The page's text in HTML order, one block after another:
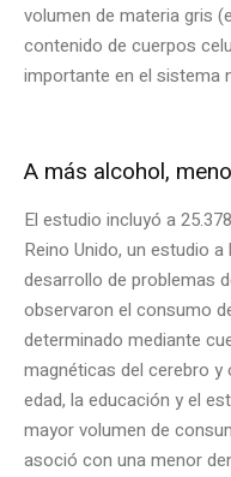
volumen de materia gris
contenido de cuerpos
importante en el sistema
A más alcohol,
El estudio incluyó a
Reino Unido, un estudio
desarrollo de problemas
observaron el consumo
determinado mediante
magnéticas del cerebro
edad, la educación y el
mayor volumen de
asoció con una menor